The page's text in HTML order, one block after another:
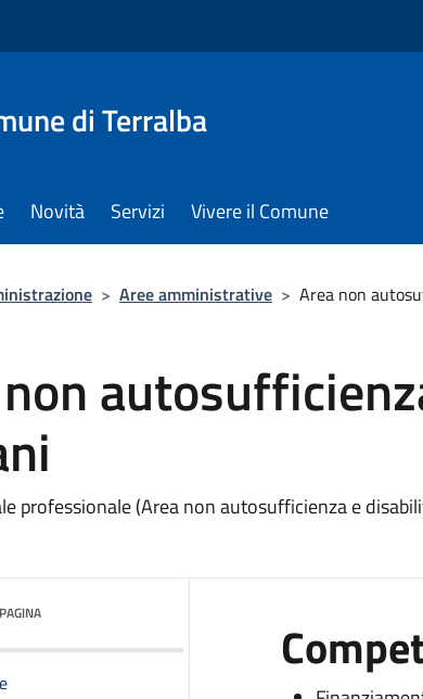
di Terralba
Novità Servizi Vivere il Comune
> Aree amministrative > Area non
professionale (Area non autosufficienza e